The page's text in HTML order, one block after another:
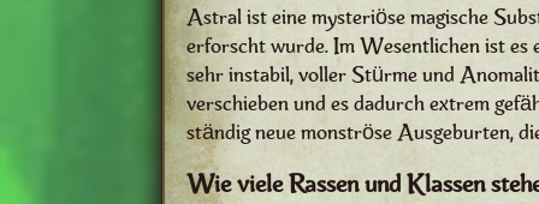
Astral ist eine mysteriöse magische
erforscht wurde. Im Wesentlichen ist es
sehr instabil, voller Stürme und
verschieben und es dadurch extrem
ständig neue monströse Ausgeburten,
Wie viele Rassen und Klassen